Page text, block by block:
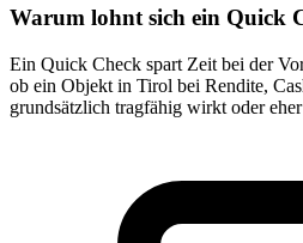
Warum lohnt sich ein Quick
Ein Quick Check spart Zeit bei der
ob ein Objekt in Tirol bei Rendite,
grundsätzlich tragfähig wirkt oder